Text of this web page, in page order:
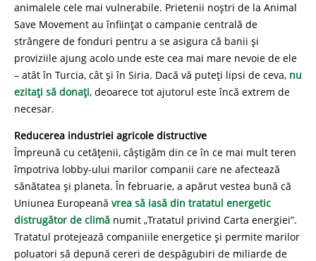
animalele cele mai vulnerabile. Prietenii noștri de la Animal
Save Movement au înființat o campanie centrală de
strângere de fonduri pentru a se asigura că banii și
proviziile ajung acolo unde este cea mai mare nevoie de ele
– atât în Turcia, cât și în Siria. Dacă vă puteți lipsi de ceva, nu
ezitați să donați, deoarece tot ajutorul este încă extrem de
necesar.
Reducerea industriei agricole distructive
Împreună cu cetățenii, câștigăm din ce în ce mai mult teren
împotriva lobby-ului marilor companii care ne afectează
sănătatea și planeta. În februarie, a apărut vestea bună că
Uniunea Europeană vrea să iasă din tratatul energetic
distrugător de climă numit „Tratatul privind Carta energiei”.
Tratatul protejează companiile energetice și permite marilor
poluatori să depună cereri de despăgubiri de miliarde de